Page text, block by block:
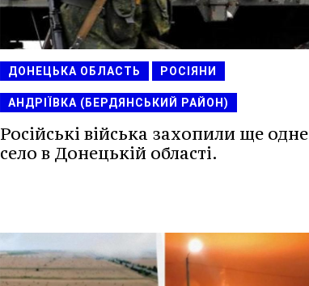
ДОНЕЦЬКА ОБЛАСТЬ РОСІЯНИ
АНДРІЇВКА (БЕРДЯНСЬКИЙ РАЙОН)
Російські війська захопили ще одне
село в Донецькій області.